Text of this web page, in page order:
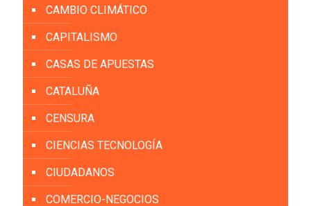
CAMBIO CLIMÁTICO
CAPITALISMO
CASAS DE APUESTAS
CATALUÑA
CENSURA
CIENCIAS TECNOLOGÍA
CIUDADANOS
COMERCIO-NEGOCIOS